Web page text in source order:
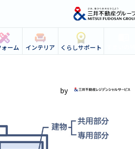
ォーム インテリア くらしサポート